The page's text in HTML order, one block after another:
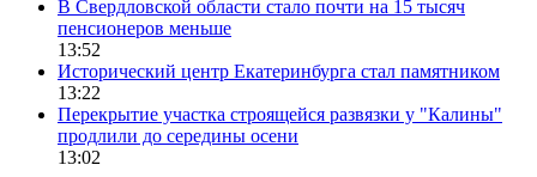
В Свердловской области стало почти на 15 тысяч
пенсионеров меньше
13:52
Исторический центр Екатеринбурга стал памятником
13:22
Перекрытие участка строящейся развязки у "Калины"
продлили до середины осени
13:02